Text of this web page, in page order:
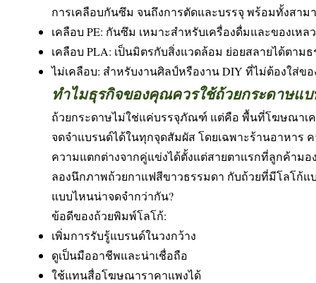
การเคลือบกันซึม จนถึงการตัดและบรรจุ พร้อมทั้งสาม
เคลือบ PE: กันซึม เหมาะสำหรับเครื่องดื่มและของเหลว
เคลือบ PLA: เป็นมิตรกับสิ่งแวดล้อม ย่อยสลายได้ตาม
ไม่เคลือบ: สำหรับงานศิลป์หรืองาน DIY ที่ไม่ต้องใส่ขอ
ทำไมธุรกิจของคุณควรใช้ถ้วยกระดาษแ
ถ้วยกระดาษไม่ใช่แค่บรรจุภัณฑ์ แต่คือ พื้นที่โฆษณาเ
จดจำแบรนด์ได้ในทุกจุดสัมผัส โดยเฉพาะร้านอาหา
ความแตกต่างจากคู่แข่งได้ตั้งแต่สายตาแรกที่ลูกค้ามอ
ลองนึกภาพถ้วยกาแฟสีขาวธรรมดา กับถ้วยที่มีโลโ
แบบไหนน่าจดจำกว่ากัน?
ข้อดีของถ้วยพิมพ์โลโก้:
เพิ่มการรับรู้แบรนด์ในวงกว้าง
ดูเป็นมืออาชีพและน่าเชื่อถือ
ใช้แทนสื่อโฆษณาราคาแพงได้